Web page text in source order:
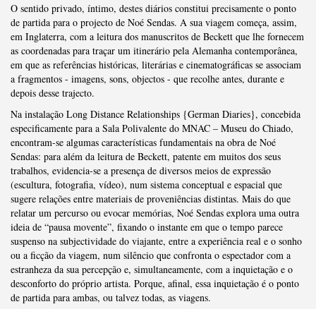
O sentido privado, íntimo, destes diários constitui precisamente o ponto
de partida para o projecto de Noé Sendas. A sua viagem começa, assim,
em Inglaterra, com a leitura dos manuscritos de Beckett que lhe fornecem
as coordenadas para traçar um itinerário pela Alemanha contemporânea,
em que as referências históricas, literárias e cinematográficas se associam
a fragmentos - imagens, sons, objectos - que recolhe antes, durante e
depois desse trajecto.
Na instalação Long Distance Relationships {German Diaries}, concebida
especificamente para a Sala Polivalente do MNAC – Museu do Chiado,
encontram-se algumas características fundamentais na obra de Noé
Sendas: para além da leitura de Beckett, patente em muitos dos seus
trabalhos, evidencia-se a presença de diversos meios de expressão
(escultura, fotografia, vídeo), num sistema conceptual e espacial que
sugere relações entre materiais de proveniências distintas. Mais do que
relatar um percurso ou evocar memórias, Noé Sendas explora uma outra
ideia de “pausa movente”, fixando o instante em que o tempo parece
suspenso na subjectividade do viajante, entre a experiência real e o sonho
ou a ficção da viagem, num silêncio que confronta o espectador com a
estranheza da sua percepção e, simultaneamente, com a inquietação e o
desconforto do próprio artista. Porque, afinal, essa inquietação é o ponto
de partida para ambas, ou talvez todas, as viagens.